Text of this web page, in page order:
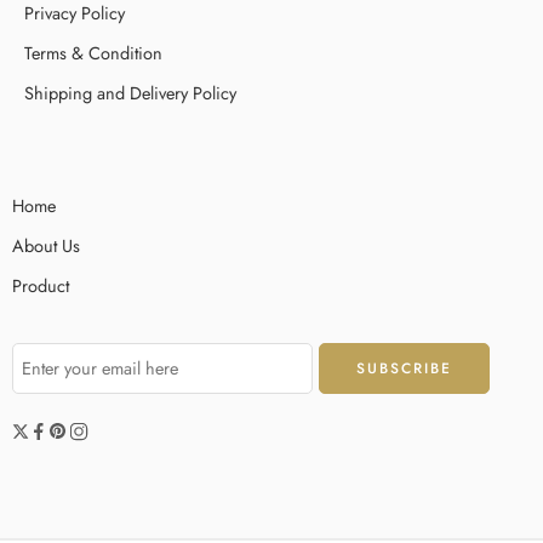
дальнейшее падение, если выше, ее возможный рост. От той же
центральной линии, которая представляет индикатор Пивот,
средняя цена играет роль […]
Privacy Policy
Terms & Condition
Shipping and Delivery Policy
Home
About Us
Product